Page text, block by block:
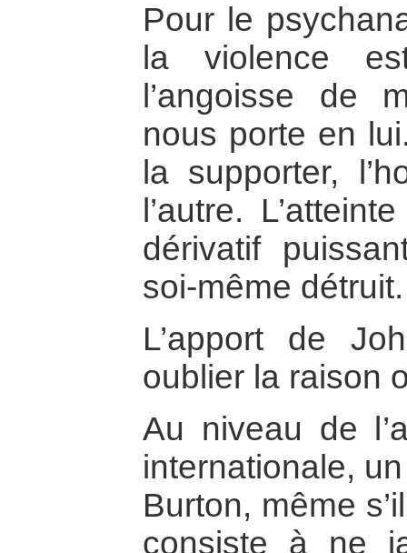
Pour le
la violence
l’angoisse de
nous porte en
la supporter,
l’autre.
dérivatif
soi-même détruit.
L’apport de
oublier la raison
Au niveau de
internationale,
Burton, même
consiste à ne